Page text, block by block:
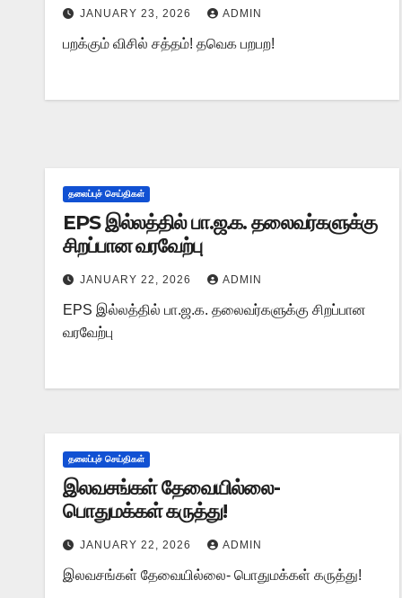
JANUARY 23, 2026 ADMIN
பறக்கும் விசில் சத்தம்! தவெக பறபற!
தலைப்புச் செய்திகள்
EPS இல்லத்தில் பா.ஜ.க. தலைவர்களுக்கு
சிறப்பான வரவேற்பு
JANUARY 22, 2026 ADMIN
EPS இல்லத்தில் பா.ஜ.க. தலைவர்களுக்கு சிறப்பான
வரவேற்பு
தலைப்புச் செய்திகள்
இலவசங்கள் தேவையில்லை-
பொதுமக்கள் கருத்து!
JANUARY 22, 2026 ADMIN
இலவசங்கள் தேவையில்லை- பொதுமக்கள் கருத்து!